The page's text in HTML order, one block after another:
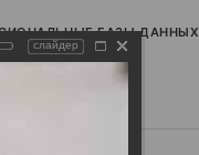
БАЗЫ ДАННЫХ
слайдер